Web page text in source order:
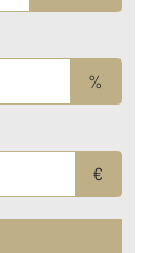
%
€